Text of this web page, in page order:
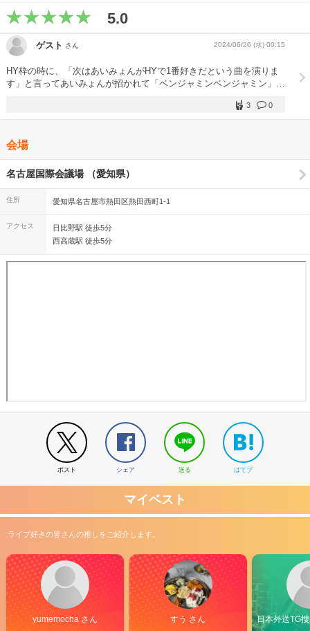
5.0
ゲスト さん 2024/06/26 (水) 00:15
HY枠の時に、「次はあいみょんがHYで1番好きだという曲を演りま
す」と言ってあいみょんが招かれて「ベンジャミンベンジャミン」を
0
3
会場
名古屋国際会議場 （愛知県）
住所 愛知県名古屋市熱田区熱田西町1-1
アクセス
日比野駅 徒歩5分
西高蔵駅 徒歩5分
ポスト シェア 送る はてブ
マイベスト
ライブ好きの皆さんの推しをご紹介します。
yumemocha さん すう さん 日本外送TG